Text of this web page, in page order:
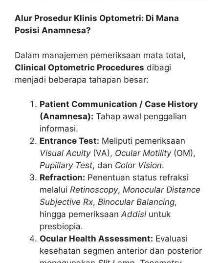
Alur Prosedur Klinis Optometri: Di Mana
Posisi Anamnesa?
Dalam manajemen pemeriksaan mata total,
Clinical Optometric Procedures dibagi
menjadi beberapa tahapan besar:
Patient Communication / Case History
(Anamnesa): Tahap awal penggalian
informasi.
Entrance Test: Meliputi pemeriksaan
Visual Acuity(VA), Ocular Motility(OM),
Pupillary Test, dan Color Vision.
Refraction: Penentuan status refraksi
melalui Retinoscopy, Monocular Distance
Subjective Rx, Binocular Balancing,
hingga pemeriksaanAddisi untuk
presbiopia.
Ocular Health Assessment: Evaluasi
kesehatan segmen anterior dan posterior